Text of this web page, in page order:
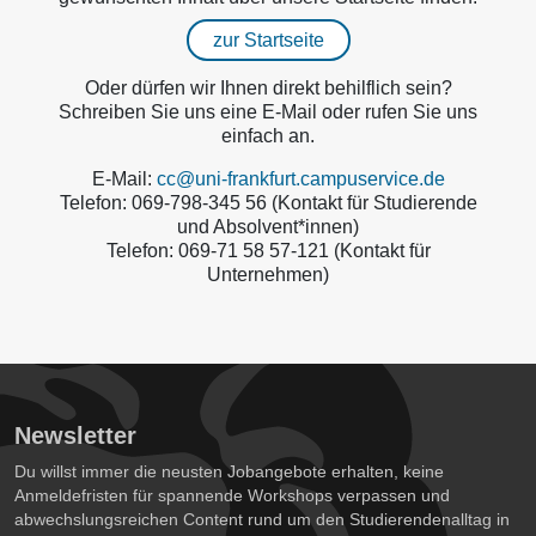
zur Startseite
Oder dürfen wir Ihnen direkt behilflich sein?
Schreiben Sie uns eine E-Mail oder rufen Sie uns
einfach an.
E-Mail: cc@uni-frankfurt.campuservice.de
Telefon: 069-798-345 56 (Kontakt für Studierende
und Absolvent*innen)
Telefon: 069-71 58 57-121 (Kontakt für
Unternehmen)
Newsletter
Du willst immer die neusten Jobangebote erhalten, keine
Anmeldefristen für spannende Workshops verpassen und
abwechslungsreichen Content rund um den Studierendenalltag in